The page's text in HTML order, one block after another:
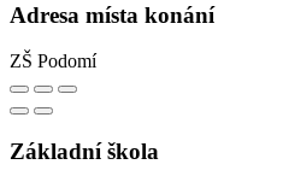
Adresa místa konání
ZŠ Podomí
Základní škola